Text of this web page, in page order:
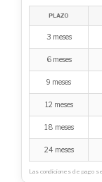
PLAZO
3 meses
6 meses
9 meses
12 meses
18 meses
24 meses
Las condiciones de pago